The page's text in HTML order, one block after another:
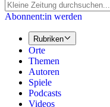
Abonnent:in werden
Rubriken
Orte
Themen
Autoren
Spiele
Podcasts
Videos